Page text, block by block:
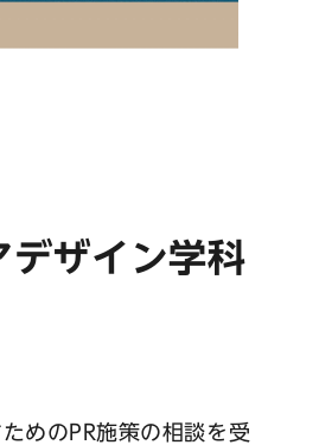
ザイン学科
めのPR施策の相談を受